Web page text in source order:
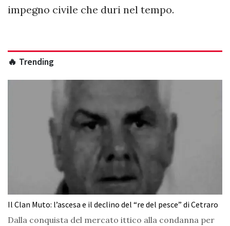
impegno civile che duri nel tempo.
🔥 Trending
Il Clan Muto: l’ascesa e il declino del “re del pesce” di Cetraro
Dalla conquista del mercato ittico alla condanna per